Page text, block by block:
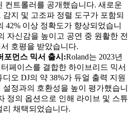
컨트롤러를 공개했습니다. 새로운
지 및 고조파 정렬 도구가 포함되
42% 이상 정확도가 향상되었습니
자신감을 높이고 공연 중 원활한 전
호평을 받았습니다.
포먼스 믹서 출시:Roland는 2023년
페이스를 결합한 하이브리드 믹서
오 DJ의 약 38%가 듀얼 출력 지원
정과의 호환성을 높이 평가했습니
정의 옵션으로 인해 라이브 및 스튜
리 채택되었습니다.